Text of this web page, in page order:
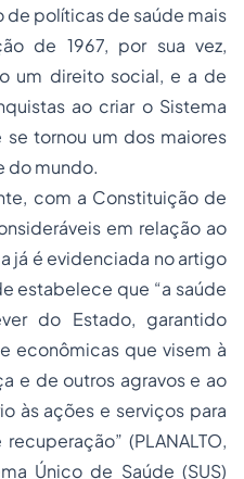
de políticas de saúde mais
de 1967, por sua vez,
um direito social, e a de
ao criar o Sistema
se tornou um dos maiores
do mundo.
com a Constituição de
em relação ao
já é evidenciada no artigo
estabelece que “a saúde
do Estado, garantido
econômicas que visem à
e de outros agravos e ao
às ações e serviços para
(PLANALTO,
Único de Saúde (SUS)